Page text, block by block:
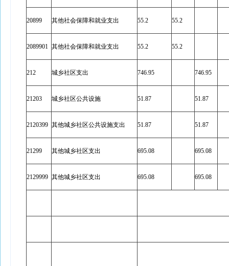
20899 其他社会保障和就业支出 55.2 55.2
2089901 其他社会保障和就业支出 55.2 55.2
212 城乡社区支出 746.95 746.95
21203 城乡社区公共设施 51.87 51.87
2120399 其他城乡社区公共设施支出 51.87 51.87
21299 其他城乡社区支出 695.08 695.08
2129999 其他城乡社区支出 695.08 695.08